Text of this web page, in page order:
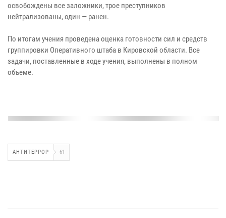
освобождены все заложники, трое преступников
нейтрализованы, один — ранен.
По итогам учения проведена оценка готовности сил и средств
группировки Оперативного штаба в Кировской области. Все
задачи, поставленные в ходе учения, выполнены в полном
объеме.
АНТИТЕРРОР 61